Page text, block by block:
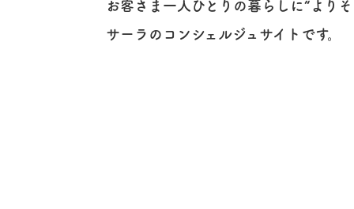
お客さま一人ひとりの暮らしに“より
サーラのコンシェルジュサイトです。